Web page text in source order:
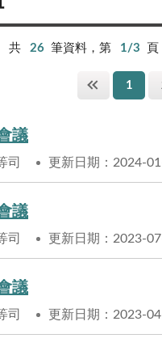
共 26 筆資料，第 1/3
1
議
司 更新日期：2024-
議
司 更新日期：2023-
議
司 更新日期：2023-